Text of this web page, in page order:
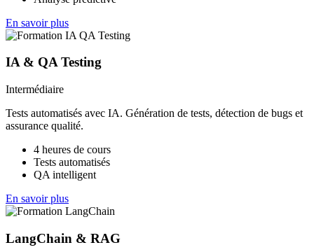
En savoir plus
IA & QA Testing
Intermédiaire
Tests automatisés avec IA. Génération de tests, détection de bugs et
assurance qualité.
4 heures de cours
Tests automatisés
QA intelligent
En savoir plus
LangChain & RAG